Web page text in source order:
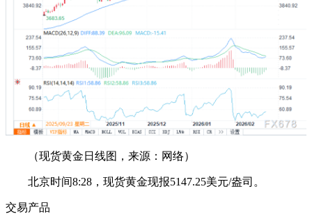
（现货黄金日线图，来源：网络）
北京时间8:28，现货黄金现报5147.25美元/盎司。
交易产品